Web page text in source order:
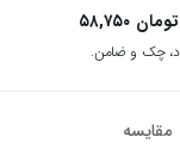
۵۸,۷۵۰ تومان
مقایسه